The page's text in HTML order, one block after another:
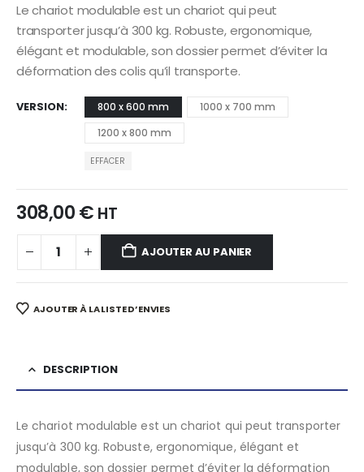
Le chariot modulable est un chariot qui peut
transporter jusqu’à 300 kg. Robuste, ergonomique,
élégant et modulable, son dossier permet d’éviter la
déformation des colis qu’il transporte.
VERSION 800 x 600 mm
1000 x 700 mm
1200 x 800 mm
EFFACER
308,00€ HT
AJOUTER AU PANIER
AJOUTER À LA LISTE D’ENVIES
DESCRIPTION
Le chariot modulable est un chariot qui peut transporter
jusqu’à 300 kg. Robuste, ergonomique, élégant et
modulable, son dossier permet d’éviter la déformation